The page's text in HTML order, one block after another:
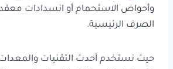
وأحواض الاستحمام أو انسدادات
الصرف الرئيسية.
حيث نستخدم أحدث التقنيات